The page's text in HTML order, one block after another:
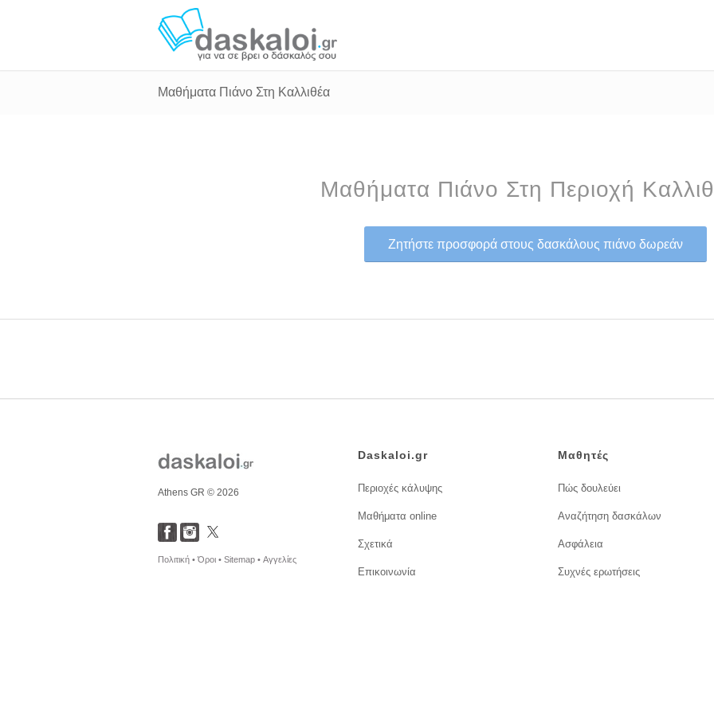
Μαθήματα Πιάνο Στη Καλλιθέα
Μαθήματα Πιάνο Στη Περιοχή
Ζητήστε προσφορά στους δασκάλους πιάνο δωρεάν
Athens GR © 2026
Πολιτική •Όροι • Sitemap • Αγγελίες
Daskaloi.gr
Περιοχές κάλυψης
Μαθήματα online
Σχετικά
Επικοινωνία
Μαθητές
Πώς δουλεύει
Αναζήτηση δασκάλων
Ασφάλεια
Συχνές ερωτήσεις